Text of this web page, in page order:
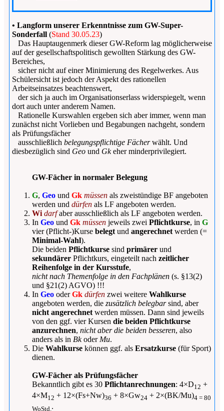
• Langform unserer Erkenntnisse zum GW-Super-
Sonderfall (Stand 30.05.23)
Das Hauptaugenmerk dieser GW-Reform lag möglicherweise
auf der gesellschaftspolitisch gewollten Stärkung des GW-
Bereiches,
sicher nicht auf einer Minimierung des Regelwerkes. Aus
Schülersicht ist jedoch der Aspekt des rationellen
Arbeitseinsatzes beachtenswert,
der sich ja auch im Organisationserlass widerspiegelt, wenn
dort auch unter anderem Namen.
Rationelle Kurswahlen ergeben sich aber immer, wenn man
zunächst nicht Vorlieben und Begabungen nachgeht, sondern
als Prüfungsfächer
ausschließlich belegungspflichtige Fächerwählt. Und
diesbezüglich sind Geo und Gkeher minderprivilegiert.
GW-Fächer in normaler Belegung
G, Geo und Gk müssen als zweistündige BF angeboten
werden und dürfen als LF angeboten werden.
Wi darfaber ausschließlich als LF angeboten werden.
In Geo und Gk müssen jeweils zwei Pflichtkurse, in G
vier (Pflicht-)Kurse belegt und angerechnet werden (=
Minimal-Wahl).
Die beiden Pflichtkurse sind primärer und
sekundärer Pflichtkurs, eingeteilt nach zeitlicher
Reihenfolge in der Kursstufe,
nicht nach Themenfolge in den Fachplänen (s. §13(2)
und §21(2) AGVO) !!!
In Geo oderGk dürfen zwei weitere Wahlkurse
angeboten werden, die zusätzlich belegbarsind, aber
nicht angerechnet werden müssen. Dann sind jeweils
von den ggf. vier Kursen die beiden Pflichtkurse
anzurechnen, nicht aber die beiden besseren, also
anders als in Bkoder Mu.
Die Wahlkurse können ggf. als Ersatzkurse (für Sport)
dienen.
GW-Fächer als Prüfungsfächer
Bekanntlich gibt es 30 Pflichtanrechnungen: 4×D12 +
4×M12 + 12×(Fs+Nw)36 + 8×Gw24 + 2×(BK/Mu)4 = 80
WoStd..